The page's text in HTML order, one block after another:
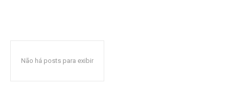
Não há posts para exibir